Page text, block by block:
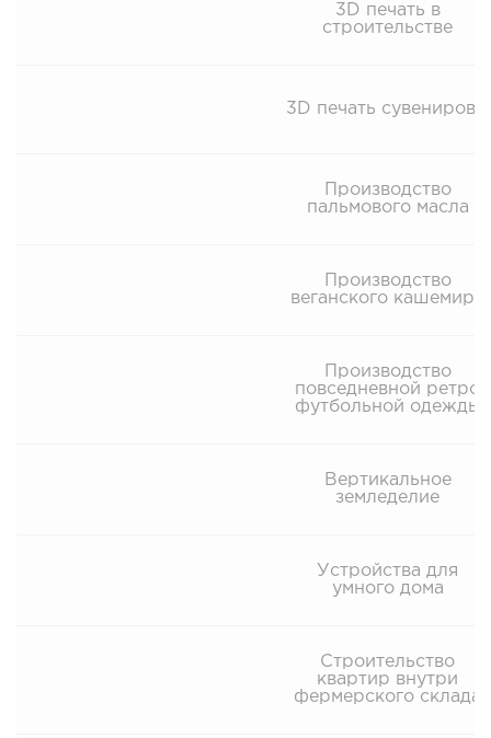
3D печать в
строительстве
3D печать сувениров
Производство
пальмового масла
Производство
веганского кашемира
Производство
повседневной ретро
футбольной одежды
Вертикальное
земледелие
Устройства для
умного дома
Строительство
квартир внутри
фермерского склада